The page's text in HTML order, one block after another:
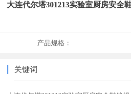
大连代尔塔301213实验室厨房安全
产品规格：
关键词